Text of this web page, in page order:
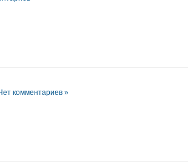
комментариев »